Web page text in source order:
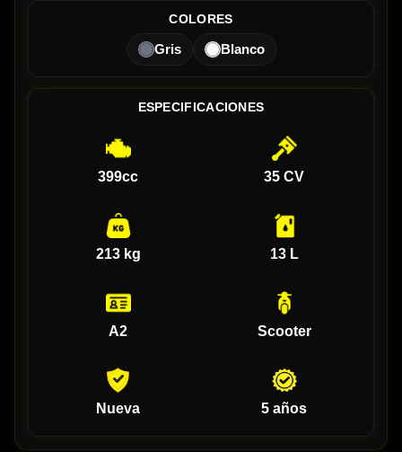
COLORES
Gris Blanco
ESPECIFICACIONES
399cc 35 CV
213 kg 13 L
A2 Scooter
Nueva 5 años